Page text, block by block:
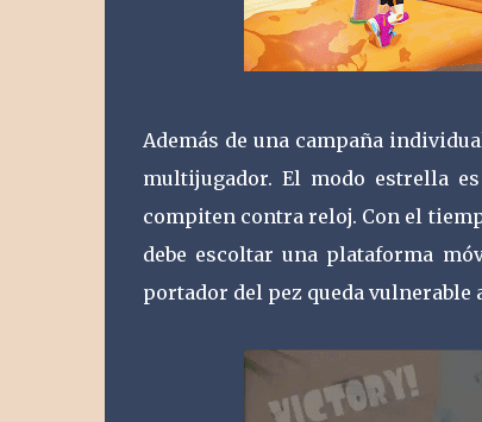
Además de una campaña
multijugador. El modo estrella
compiten contra reloj. Con el
debe escoltar una plataforma
portador del pez queda